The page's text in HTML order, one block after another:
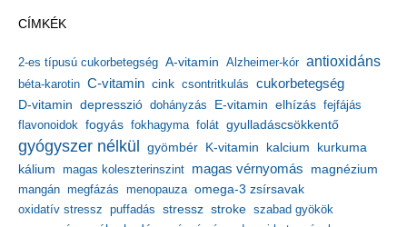
í
u
m
CÍMKÉK
2-es típusú cukorbetegség A-vitamin Alzheimer-kór antioxidáns
béta-karotin C-vitamin cink csontritkulás cukorbetegség
D-vitamin depresszió dohányzás E-vitamin elhízás fejfájás
flavonoidok fogyás fokhagyma folát gyulladáscsökkentő
gyógyszer nélkül gyömbér K-vitamin kalcium kurkuma
kálium magas koleszterinszint magas vérnyomás magnézium
mangán megfázás menopauza omega-3 zsírsavak
oxidatív stressz puffadás stressz stroke szabad gyökök